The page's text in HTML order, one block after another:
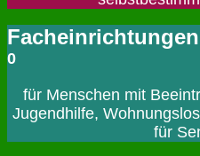
Facheinrichtungen
0
für Menschen mit
Jugendhilfe,
für